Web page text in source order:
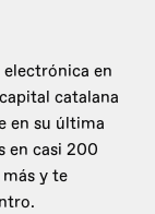
en
catalana
en su última
en casi 200
y te